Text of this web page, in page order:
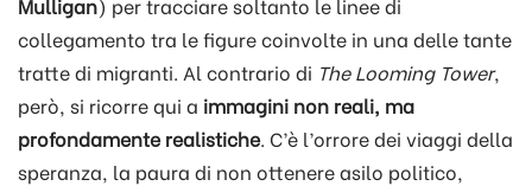
collegamento tra le figure coinvolte in una delle tante
tratte di migranti. Al contrario di The Looming Tower,
però, si ricorre qui a immagini non reali, ma
profondamente realistiche. C’è l’orrore dei viaggi della
speranza, la paura di non ottenere asilo politico,